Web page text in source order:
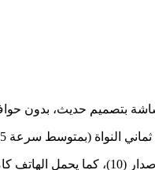
بشاشة بتصميم حديث، بدون